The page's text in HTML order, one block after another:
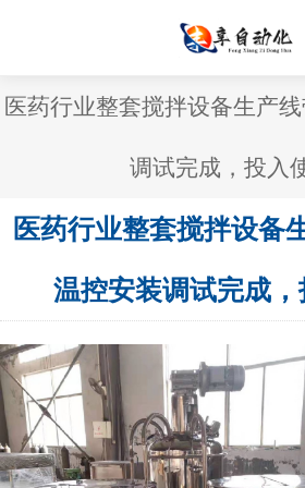
医药行业整套搅拌设备生产
调试完成，投入
医药行业整套搅拌设备
温控安装调试完成，